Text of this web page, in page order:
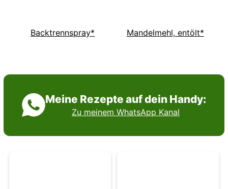
Backtrennspray* Mandelmehl, entölt*
Meine Rezepte auf dein Handy:
Zu meinem WhatsApp Kanal